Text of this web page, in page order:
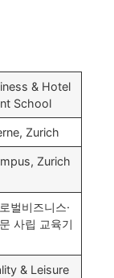
& Hotel
School
Zurich
Zurich
벌비즈니스·
사립 교육기
& Leisure